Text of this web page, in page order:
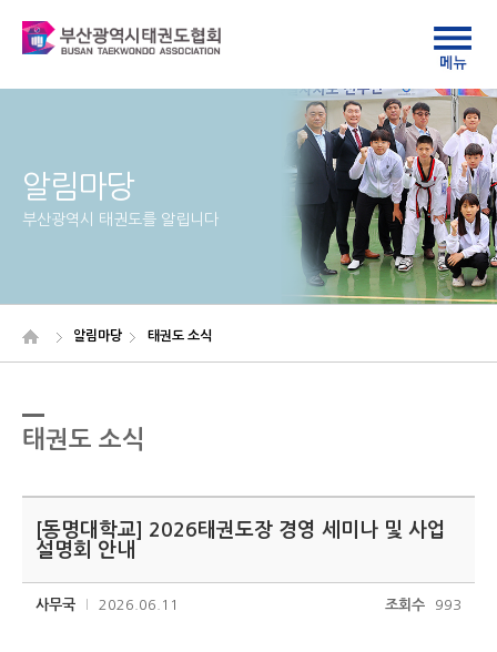
알림마당
부산광역시 태권도를 알립니다
알림마당 태권도 소식
태권도 소식
[동명대학교] 2026태권도장 경영 세미나 및 사업
설명회 안내
사무국 2026.06.11 조회수 993